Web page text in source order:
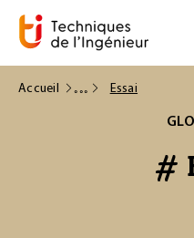
Accueil Essai
#